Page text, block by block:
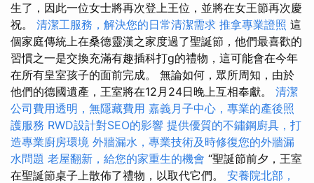
生了，因此一位女士將再次登上王位，並將在女王節再次慶
祝。 清潔工服務，解決您的日常清潔需求 推拿專業證照 這
個家庭傳統上在桑德靈漢之家度過了聖誕節，他們最喜歡的
習慣之一是交換充滿有趣插科打g的禮物，這可能會在今年
在所有皇室孩子的面前完成。 無論如何，眾所周知，由於
他們的德國遺產，王室將在12月24日晚上互相奉獻。 清潔
公司費用透明，無隱藏費用 嘉義月子中心，專業的產後照
護服務 RWD設計對SEO的影響 提供優質的不鏽鋼廚具，打
造專業廚房環境 外牆漏水，專業技術及時修復您的外牆漏
水問題 老屋翻新，給您的家重生的機會 “聖誕節前夕，王室
在聖誕節桌子上散佈了禮物，以取代它們。 安養院北部，